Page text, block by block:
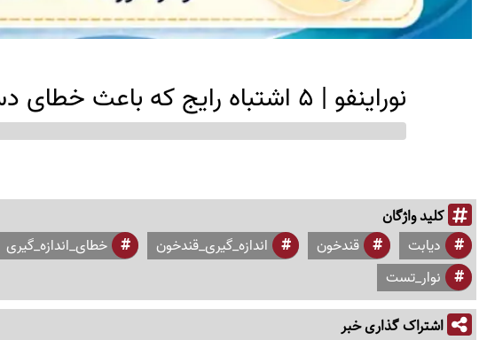
نوراینفو | 5 اشتباه رایج که باعث خطای دستگاه قندخون می‌شود
کلید واژگان
دیابت قندخون اندازه_گیری_قندخون خطای_اندازه_گیری
نوار_تست
اشتراک گذاری خبر